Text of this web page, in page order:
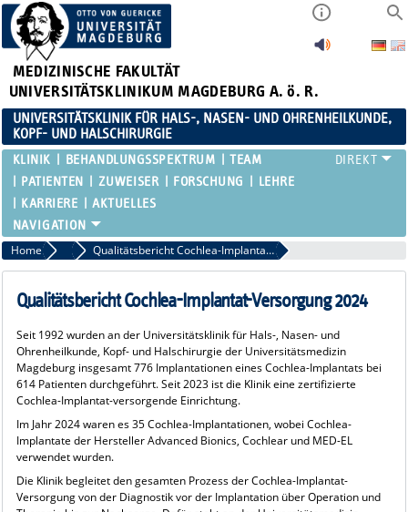
MEDIZINISCHE FAKULTÄT
UNIVERSITÄTSKLINIKUM MAGDEBURG A. ö. R.
UNIVERSITÄTSKLINIK FÜR HALS-, NASEN- UND OHRENHEILKUNDE,
KOPF- UND HALSCHIRURGIE
KLINIK BEHANDLUNGSSPEKTRUM
TEAM
PATIENTEN
ZUWEISER FORSCHUNG
LEHRE
KARRIERE
AKTUELLES
Home Cochlea Implantat (CI) Qualitätsbericht Cochlea-Implantat-Versorgung 2024
Qualitätsbericht Cochlea-Implantat-Versorgung 2024
Seit 1992 wurden an der Universitätsklinik für Hals-, Nasen- und
Ohrenheilkunde, Kopf- und Halschirurgie der Universitätsmedizin
Magdeburg insgesamt 776 Implantationen eines Cochlea-Implantats bei
614 Patienten durchgeführt. Seit 2023 ist die Klinik eine zertifizierte
Cochlea-Implantat-versorgende Einrichtung.
Im Jahr 2024 waren es 35 Cochlea-Implantationen, wobei Cochlea-
Implantate der Hersteller Advanced Bionics, Cochlear und MED-EL
verwendet wurden.
Die Klinik begleitet den gesamten Prozess der Cochlea-Implantat-
Versorgung von der Diagnostik vor der Implantation über Operation und